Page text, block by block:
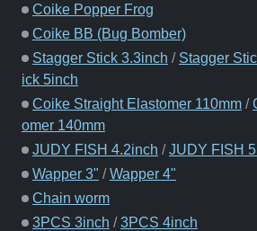
Coike Popper Frog
Coike BB (Bug Bomber)
Stagger Stick 3.3inch / Stagger
ick 5inch
Coike Straight Elastomer 110mm /
omer 140mm
JUDY FISH 4.2inch /JUDY FISH
Wapper 3" /Wapper 4"
Chain worm
3PCS 3inch /3PCS 4inch